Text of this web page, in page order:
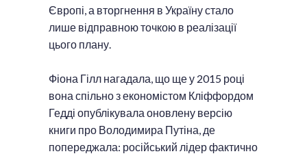
Європі, а вторгнення в Україну стало
лише відправною точкою в реалізації
цього плану.
Фіона Гілл нагадала, що ще у 2015 році
вона спільно з економістом Кліффордом
Гедді опублікувала оновлену версію
книги про Володимира Путіна, де
попереджала: російський лідер фактично